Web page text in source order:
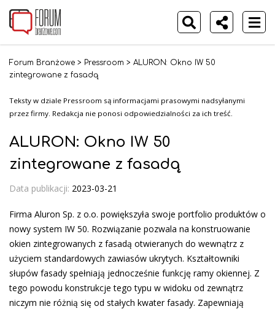
Forum Branżowe > Pressroom > ALURON: Okno IW 50
zintegrowane z fasadą
Teksty w dziale Pressroom są informacjami prasowymi nadsyłanymi
przez firmy. Redakcja nie ponosi odpowiedzialności za ich treść.
ALURON: Okno IW 50
zintegrowane z fasadą
Data publikacji: 2023-03-21
Firma Aluron Sp. z o.o. powiększyła swoje portfolio produktów o
nowy system IW 50. Rozwiązanie pozwala na konstruowanie
okien zintegrowanych z fasadą otwieranych do wewnątrz z
użyciem standardowych zawiasów ukrytych. Kształtowniki
słupów fasady spełniają jednocześnie funkcję ramy okiennej. Z
tego powodu konstrukcje tego typu w widoku od zewnątrz
niczym nie różnią się od stałych kwater fasady. Zapewniają